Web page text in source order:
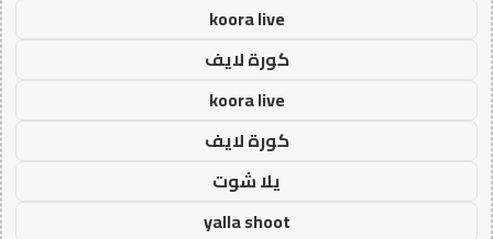
koora live
كورة لايف
koora live
كورة لايف
يلا شوت
yalla shoot